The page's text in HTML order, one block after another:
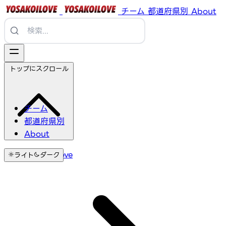
チーム 都道府県別 About
チーム
都道府県別
About
ライト ダーク
トップにスクロール
YosakoiLove